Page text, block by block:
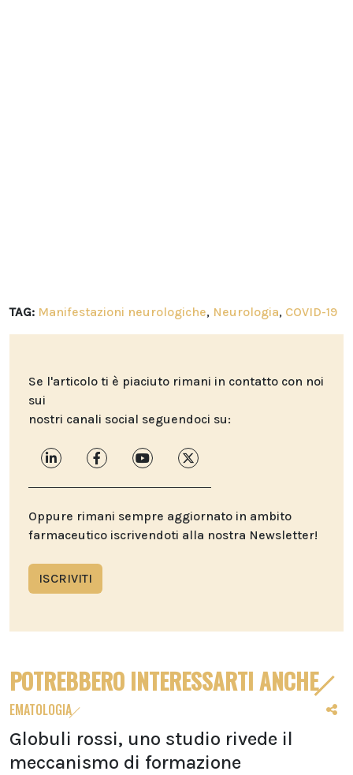
TAG: Manifestazioni neurologiche, Neurologia, COVID-19
Se l'articolo ti è piaciuto rimani in contatto con noi
sui
nostri canali social seguendoci su:
Oppure rimani sempre aggiornato in ambito
farmaceutico iscrivendoti alla nostra Newsletter!
ISCRIVITI
POTREBBERO INTERESSARTI ANCHE
EMATOLOGIA
Globuli rossi, uno studio rivede il
meccanismo di formazione